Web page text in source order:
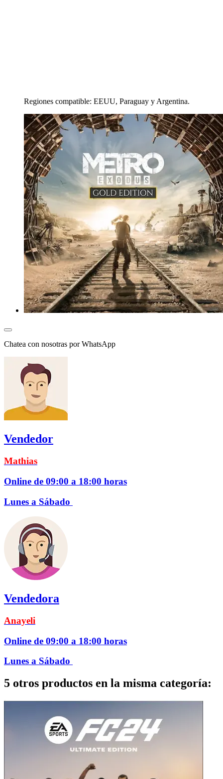
Regiones compatible: EEUU, Paraguay y Argentina.
Chatea con nosotras por WhatsApp
Vendedor
Mathias
Online de 09:00 a 18:00 horas
Lunes a Sábado
Vendedora
Anayeli
Online de 09:00 a 18:00 horas
Lunes a Sábado
5 otros productos en la misma categoría: